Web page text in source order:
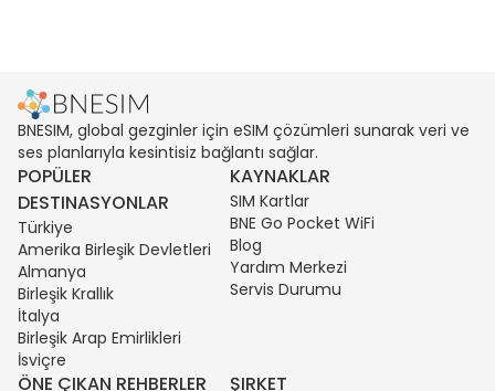
BNESIM, global gezginler için eSIM çözümleri sunarak veri ve
ses planlarıyla kesintisiz bağlantı sağlar.
POPÜLER
DESTINASYONLAR
Türkiye
Amerika Birleşik Devletleri
Almanya
Birleşik Krallık
İtalya
Birleşik Arap Emirlikleri
İsviçre
KAYNAKLAR
SIM Kartlar
BNE Go Pocket WiFi
Blog
Yardım Merkezi
Servis Durumu
ÖNE ÇIKAN REHBERLER ŞIRKET